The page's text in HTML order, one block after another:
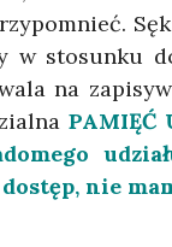
w stosunku
na
nie